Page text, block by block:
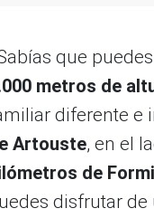
que
metros de
diferente e
Artouste, en el
de
disfrutar de